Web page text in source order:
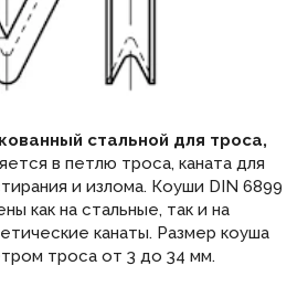
стальной для троса,
в петлю троса, каната для
и излома. Коуши DIN 6899
как на стальные, так и на
канаты. Размер коуша
троса от 3 до 34 мм.